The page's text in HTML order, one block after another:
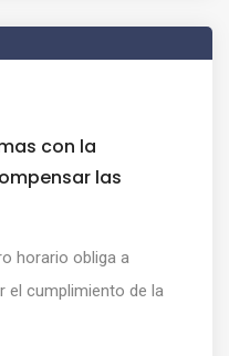
con la
las
horario obliga a
el cumplimiento de la